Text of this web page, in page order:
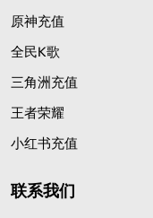
原神充值
全民K歌
三角洲充值
王者荣耀
小红书充值
联系我们